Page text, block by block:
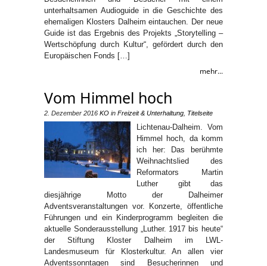
unterhaltsamen Audioguide in die Geschichte des
ehemaligen Klosters Dalheim eintauchen. Der neue
Guide ist das Ergebnis des Projekts „Storytelling –
Wertschöpfung durch Kultur“, gefördert durch den
Europäischen Fonds […]
mehr...
Vom Himmel hoch
2. Dezember 2016 KO in Freizeit & Unterhaltung Titelseite
Lichtenau-Dalheim. Vom
Himmel hoch, da komm
ich her: Das berühmte
Weihnachtslied des
Reformators Martin
Luther gibt das
diesjährige Motto der Dalheimer
Adventsveranstaltungen vor. Konzerte, öffentliche
Führungen und ein Kinderprogramm begleiten die
aktuelle Sonderausstellung „Luther. 1917 bis heute“
der Stiftung Kloster Dalheim im LWL-
Landesmuseum für Klosterkultur. An allen vier
Adventssonntagen sind Besucherinnen und